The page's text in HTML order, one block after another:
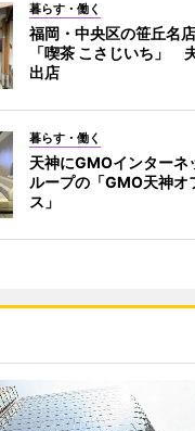
暮らす・働く
福岡・中央区の笹丘名
「喫茶 こさじいち」
出店
暮らす・働く
天神にGMOインターネ
ループの「GMO天神オ
ス」